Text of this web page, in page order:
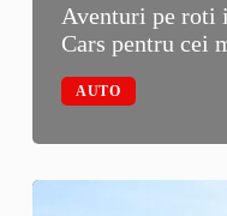
Aventuri pe roti
Cars pentru cei
AUTO